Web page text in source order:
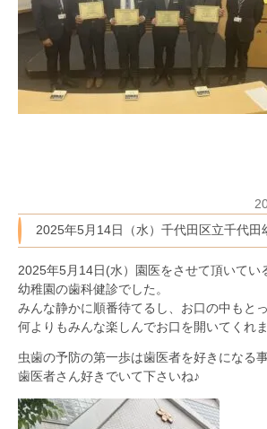
2025年5月14日（水）千代田区立千代田
2025年5月14日(水）園医をさせて頂いてい
幼稚園の歯科健診でした。
みんな静かに順番待てるし、お口の中もと
何よりもみんな楽しんでお口を開いてくれ
虫歯の予防の第一歩は歯医者を好きになる
歯医者さん好きでいて下さいね♪